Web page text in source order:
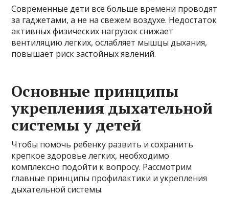
Современные дети все больше времени проводят
за гаджетами, а не на свежем воздухе. Недостаток
активных физических нагрузок снижает
вентиляцию легких, ослабляет мышцы дыхания,
повышает риск застойных явлений.
Основные принципы
укрепления дыхательной
системы у детей
Чтобы помочь ребенку развить и сохранить
крепкое здоровье легких, необходимо
комплексно подойти к вопросу. Рассмотрим
главные принципы профилактики и укрепления
дыхательной системы.